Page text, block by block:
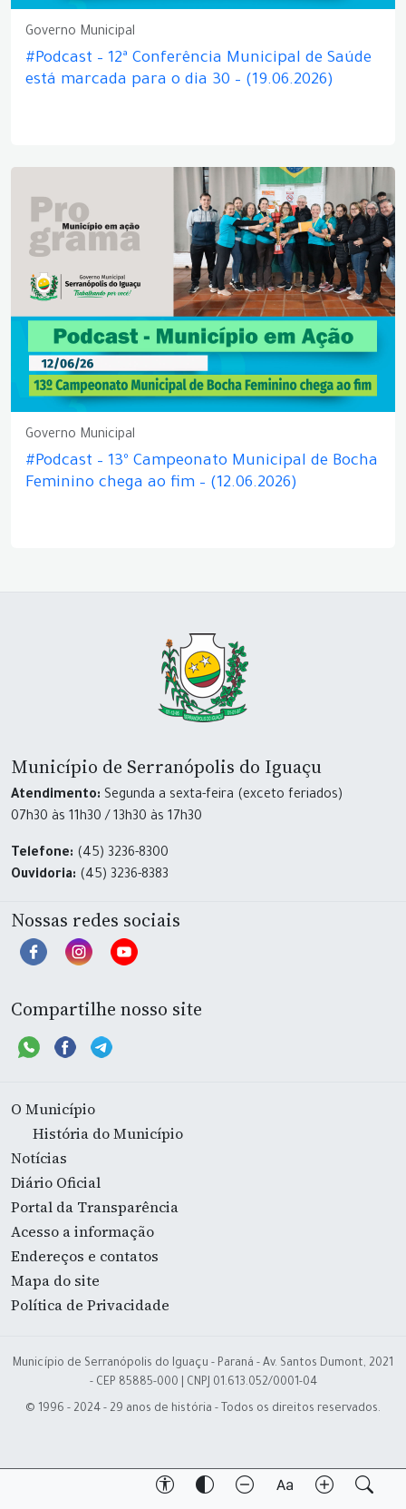
Governo Municipal
#Podcast – 12ª Conferência Municipal de Saúde
está marcada para o dia 30 – (19.06.2026)
Governo Municipal
#Podcast – 13º Campeonato Municipal de Bocha
Feminino chega ao fim – (12.06.2026)
Município de Serranópolis do Iguaçu
Atendimento: Segunda a sexta-feira (exceto feriados)
07h30 às 11h30 / 13h30 às 17h30
Telefone: (45) 3236-8300
Ouvidoria: (45) 3236-8383
Nossas redes sociais
Compartilhe nosso site
O Município
História do Município
Notícias
Diário Oficial
Portal da Transparência
Acesso a informação
Endereços e contatos
Mapa do site
Política de Privacidade
Município de Serranópolis do Iguaçu - Paraná - Av. Santos Dumont, 2021
- CEP 85885-000 | CNPJ 01.613.052/0001-04
© 1996 - 2024 - 29 anos de história - Todos os direitos reservados.